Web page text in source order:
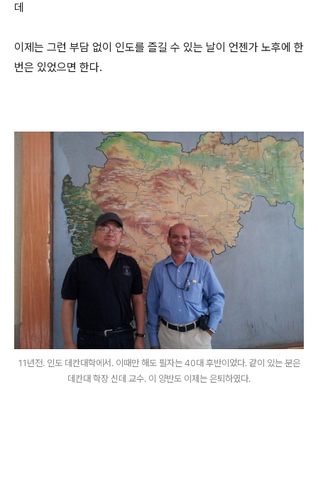
데
이제는 그런 부담 없이 인도를 즐길 수 있는 날이 언젠가 노후에 한
번은 있었으면 한다.
11년전. 인도 데칸대학에서. 이때만 해도 필자는 40대 후반이었다. 같이 있는 분은
데칸대 학장 신데 교수. 이 양반도 이제는 은퇴하였다.